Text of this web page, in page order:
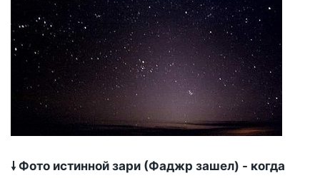
🠗 Фото истинной зари (Фаджр зашел) - когда